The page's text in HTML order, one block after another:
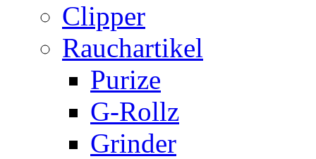
Clipper
Rauchartikel
Purize
G-Rollz
Grinder